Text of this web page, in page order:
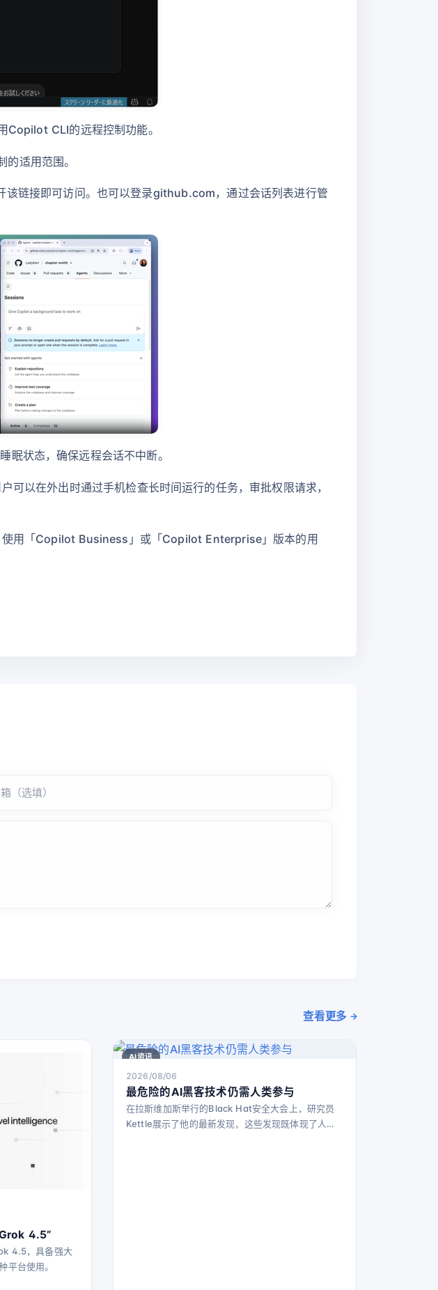
CLI的远程控制功能。
适用范围。
链接即可访问。也可以登录github.com，通过会话列表进行管
状态，确保远程会话不中断。
以在外出时通过手机检查长时间运行的任务，审批权限请求，
使用「Copilot Business」或「Copilot Enterprise」版本的用
查看更多
4.5”
4.5，具备强大
平台使用。
AI资讯
2026/08/06
最危险的AI黑客技术仍需人类参与
在拉斯维加斯举行的Black Hat安全大会上，研究员
Kettle展示了他的最新发现，这些发现既体现了人工